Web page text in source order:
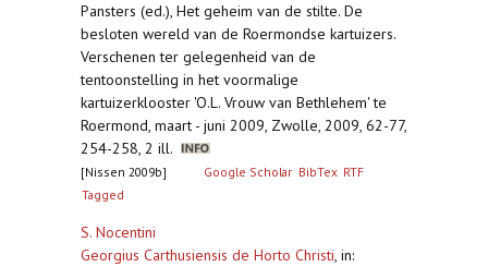
Pansters (ed.), Het geheim van de stilte. De
besloten wereld van de Roermondse kartuizers.
Verschenen ter gelegenheid van de
tentoonstelling in het voormalige
kartuizerklooster 'O.L. Vrouw van Bethlehem' te
Roermond, maart - juni 2009, Zwolle, 2009, 62-77,
254-258, 2 ill.
[Nissen 2009b] Google Scholar BibTex RTF
Tagged
S. Nocentini
Georgius Carthusiensis de Horto Christi, in: